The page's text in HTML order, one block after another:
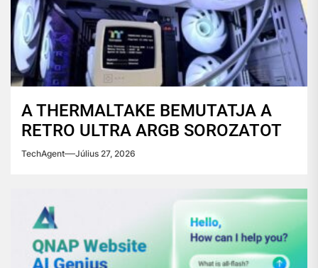
A THERMALTAKE BEMUTATJA A
RETRO ULTRA ARGB SOROZATOT
TechAgent Július 27, 2026